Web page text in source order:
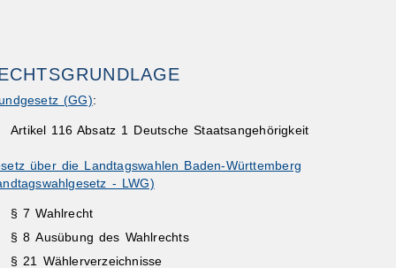
(GG):
Artikel 116 Absatz 1 Deutsche Staatsangehörigkeit
über die Landtagswahlen Baden-Württemberg
- LWG)
§ 7 Wahlrecht
§ 8Ausübung des Wahlrechts
§ 21 Wählerverzeichnisse